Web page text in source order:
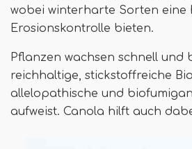
wobei winterharte Sorten eine
Erosionskontrolle bieten.
Pflanzen wachsen schnell und
reichhaltige, stickstoffreiche
allelopathische und
aufweist. Canola hilft auch